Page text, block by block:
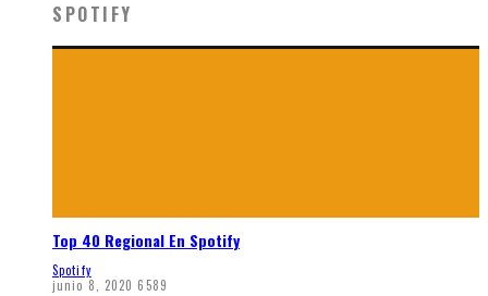
SPOTIFY
Top 40 Regional En Spotify
Spotify
junio 8, 2020 6589